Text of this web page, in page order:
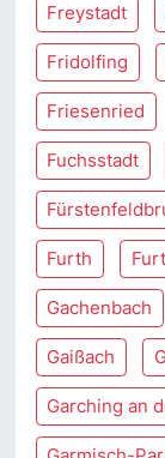
Freystadt
Fridolfing
Friesenried
Fuchsstadt
Furth
Gachenbach
Gaißach
Garching an